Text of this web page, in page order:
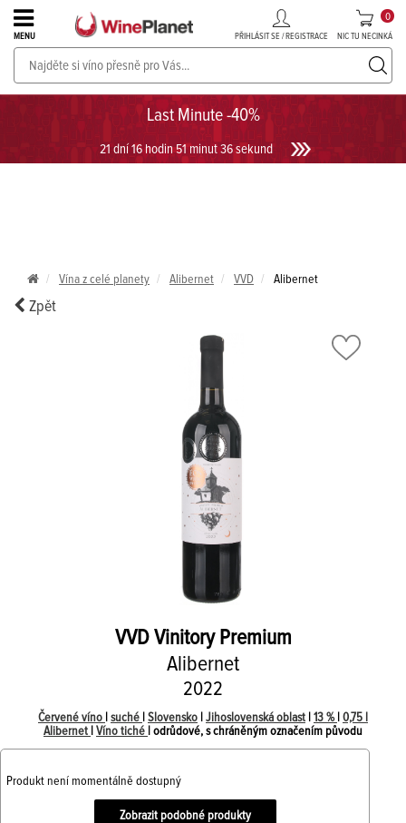
Last Minute -40%
21 dní 16 hodin 51 minut 36 sekund
MENU PŘIHLÁSIT SE / REGISTRACE NIC TU NECINKÁ
0
PROSECCO v akci až do -30%!UKÁZAT PROSECCO
Vína z celé planety Alibernet VVD Alibernet
Zpět
VVDVinitory Premium
Alibernet
2022
Červené víno suché Slovensko Jihoslovenská oblast 13 % 0,75 l
Alibernet
Víno tiché | odrůdové, s chráněným označením původu
Produkt není momentálně dostupný
Zobrazit podobné produkty